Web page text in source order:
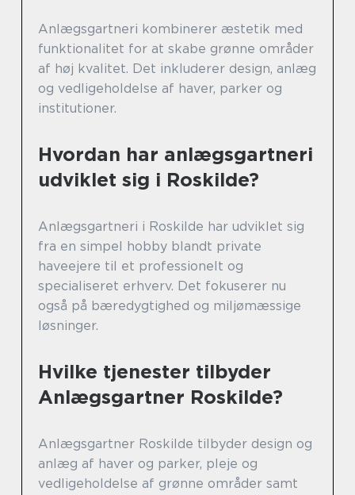
Anlægsgartneri kombinerer æstetik med
funktionalitet for at skabe grønne områder
af høj kvalitet. Det inkluderer design, anlæg
og vedligeholdelse af haver, parker og
institutioner.
Hvordan har anlægsgartneri
udviklet sig i Roskilde?
Anlægsgartneri i Roskilde har udviklet sig
fra en simpel hobby blandt private
haveejere til et professionelt og
specialiseret erhverv. Det fokuserer nu
også på bæredygtighed og miljømæssige
løsninger.
Hvilke tjenester tilbyder
Anlægsgartner Roskilde?
Anlægsgartner Roskilde tilbyder design og
anlæg af haver og parker, pleje og
vedligeholdelse af grønne områder samt